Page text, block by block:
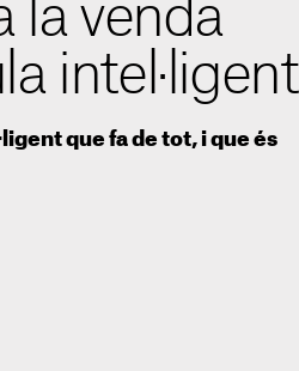
la venda
intel·ligent
que fa de tot, i que és